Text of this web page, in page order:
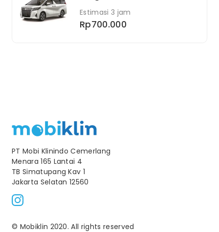
Estimasi 3 jam
Rp700.000
PT Mobi Klinindo Cemerlang
Menara 165 Lantai 4
TB Simatupang Kav 1
Jakarta Selatan 12560
© Mobiklin 2020. All rights reserved